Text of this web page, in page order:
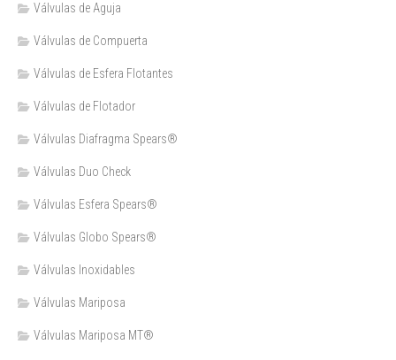
Válvulas de Aguja
Válvulas de Compuerta
Válvulas de Esfera Flotantes
Válvulas de Flotador
Válvulas Diafragma Spears®️
Válvulas Duo Check
Válvulas Esfera Spears®
Válvulas Globo Spears®
Válvulas Inoxidables
Válvulas Mariposa
Válvulas Mariposa MT®